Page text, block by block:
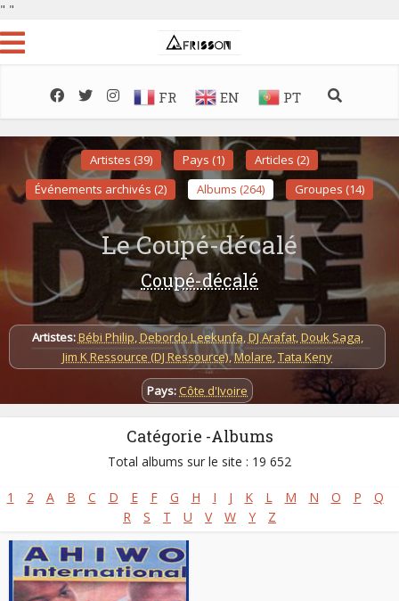
" "
FR EN PT
Artistes (39) Pays (1)
Articles (2)
Événements archivés (2)
Albums (264) Groupes (14)
Le Coupé-décalé
Coupé-décalé
Artistes:Bébi Philip,Debordo Leekunfa,DJ Arafat,Douk Saga,
Jim K Ressource (DJ Ressource),Molare,Tata Keny
Pays: Côte d'Ivoire
Catégorie -Albums
Total albums sur le site : 19 652
1 2 A B C D E F G H I J K L M N O P
Q
R
S T U V W Y Z